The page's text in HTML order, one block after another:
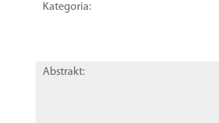
Kategoria:
Abstrakt: